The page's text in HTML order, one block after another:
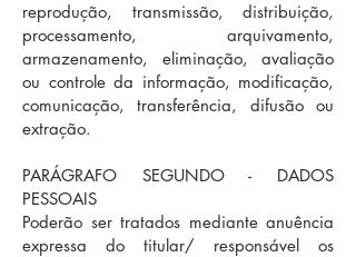
reprodução, transmissão, distribuição,
processamento, arquivamento,
armazenamento, eliminação, avaliação
ou controle da informação, modificação,
comunicação, transferência, difusão ou
extração.
PARÁGRAFO SEGUNDO - DADOS
PESSOAIS
Poderão ser tratados mediante anuência
expressa do titular/ responsável os